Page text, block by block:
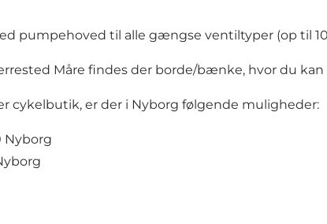
pumpehoved til alle gængse ventiltyper (op til
Måre findes der borde/bænke, hvor du
cykelbutik, er der i Nyborg følgende muligheder:
Nyborg